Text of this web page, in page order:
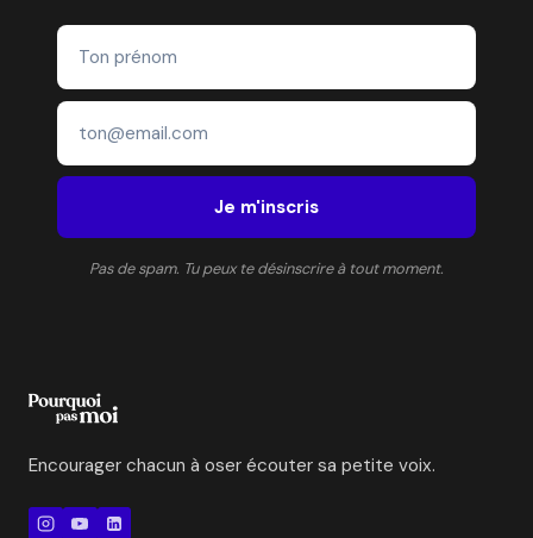
Je m'inscris
Pas de spam. Tu peux te désinscrire à tout moment.
Encourager chacun à oser écouter sa petite voix.